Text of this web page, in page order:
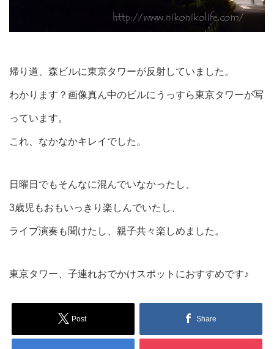
帰り道、森ビルに東京タワーが反射していました。
わかります？画像真ん中のビルにうっすら東京タワーが写
っています。
これ、なかなかキレイでした。
日曜日でもそんなに混んでいなかったし、
3歳児もおもいっきり楽しんでいたし、
ライブ演奏も聞けたし、親子共々楽しめました。
東京タワー、子連れおでかけスポットにおすすめです♪
Post Share